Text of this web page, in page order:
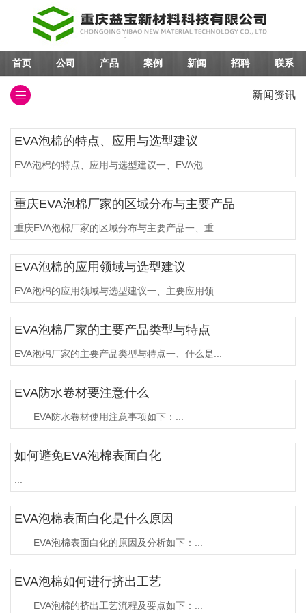
首页 公司 产品 案例 新闻 招聘 联系
新闻资讯
EVA泡棉的特点、应用与选型建议
EVA泡棉的特点、应用与选型建议一、EVA泡...
重庆EVA泡棉厂家的区域分布与主要产品
重庆EVA泡棉厂家的区域分布与主要产品一、重...
EVA泡棉的应用领域与选型建议
EVA泡棉的应用领域与选型建议一、主要应用领...
EVA泡棉厂家的主要产品类型与特点
EVA泡棉厂家的主要产品类型与特点一、什么是...
EVA防水卷材要注意什么
EVA防水卷材使用注意事项如下：...
如何避免EVA泡棉表面白化
EVA泡棉表面白化是什么原因
EVA泡棉表面白化的原因及分析如下：...
EVA泡棉如何进行挤出工艺
EVA泡棉的挤出工艺流程及要点如下：...